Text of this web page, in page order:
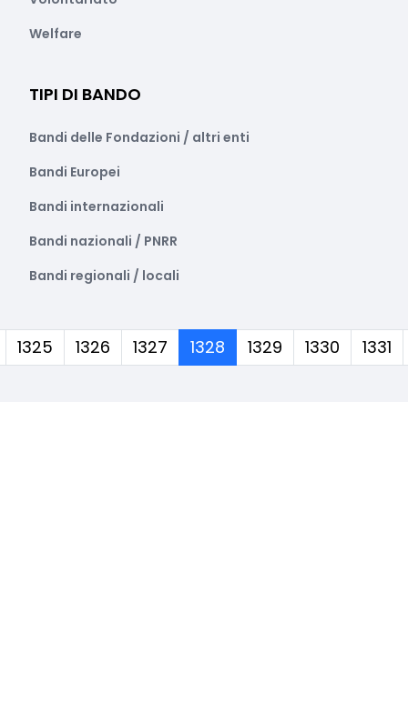
Welfare
TIPI DI BANDO
Bandi delle Fondazioni / altri enti
Bandi Europei
Bandi internazionali
Bandi nazionali / PNRR
Bandi regionali / locali
1325 1326 1327 1328 (corrente)
1329 1330 1331